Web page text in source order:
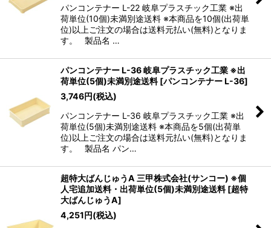
パンコンテナー L-22 岐阜プラスチック工業 ※出
荷単位(10個)未満別途送料 ※本商品を10個(出荷単
位)以上ご注文の場合は送料元払い(無料)となりま
す。 製品名 …
パンコンテナー L-36 岐阜プラスチック工業 ※出
荷単位(5個)未満別途送料 [パンコンテナー L-36]
3,746円(税込)
パンコンテナー L-36 岐阜プラスチック工業 ※出
荷単位(5個)未満別途送料 ※本商品を5個(出荷単
位)以上ご注文の場合は送料元払い(無料)となりま
す。 製品名 パン…
超特大ばんじゅうA 三甲株式会社(サンコー) ※個
人宅追加送料・出荷単位(5個)未満別途送料 [超特
大ばんじゅうA]
4,251円(税込)